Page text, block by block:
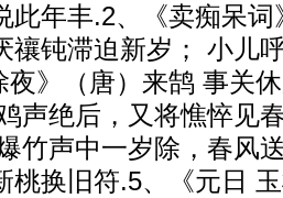
此年丰.2、《卖痴呆
禳钝滞迫新岁； 小儿
夜》（唐）来鹄 事关
声绝后，又将憔悴见
竹声中一岁除，春风
桃换旧符.5、《元日